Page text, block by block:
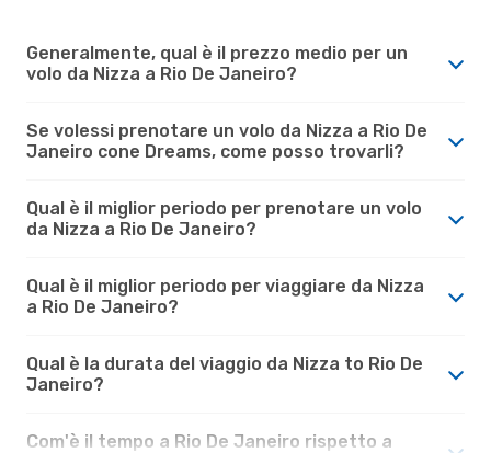
Generalmente, qual è il prezzo medio per un
volo da Nizza a Rio De Janeiro?
Se volessi prenotare un volo da Nizza a Rio De
Janeiro cone Dreams, come posso trovarli?
Qual è il miglior periodo per prenotare un volo
da Nizza a Rio De Janeiro?
Qual è il miglior periodo per viaggiare da Nizza
a Rio De Janeiro?
Qual è la durata del viaggio da Nizza to Rio De
Janeiro?
Com'è il tempo a Rio De Janeiro rispetto a